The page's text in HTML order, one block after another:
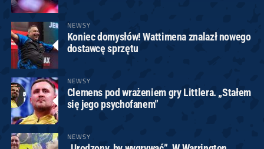
NEWSY
Koniec domysłów! Wattimena znalazł nowego
dostawcę sprzętu
NEWSY
Clemens pod wrażeniem gry Littlera. „Stałem
się jego psychofanem”
NEWSY